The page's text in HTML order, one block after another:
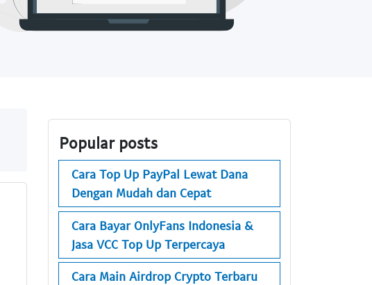
Popular posts
Cara Top Up PayPal Lewat Dana
Dengan Mudah dan Cepat
Cara Bayar OnlyFans Indonesia &
Jasa VCC Top Up Terpercaya
Cara Main Airdrop Crypto Terbaru